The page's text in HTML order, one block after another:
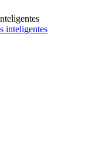
inteligentes